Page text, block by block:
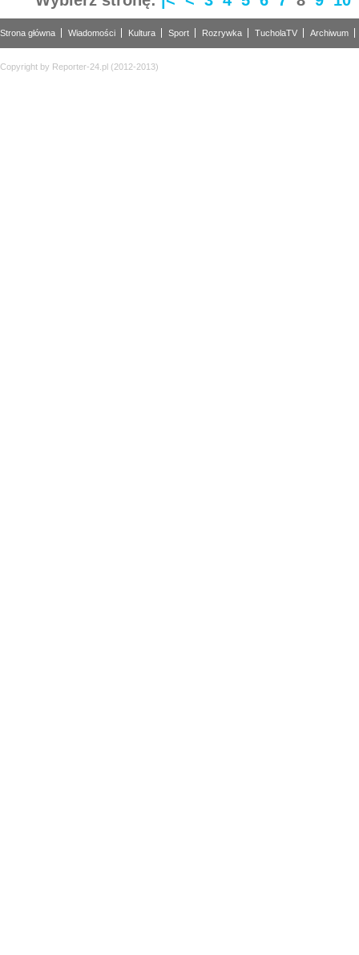
Strona główna Wiadomości Kultura Sport Rozrywka TucholaTV Archiwum
Copyright by Reporter-24.pl (2012-2013)